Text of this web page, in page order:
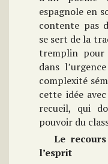
espagnole en
contente pas
se sert de la
tremplin
dans
complexité
cette idée
recueil, qui
pouvoir du
Le
l’esprit